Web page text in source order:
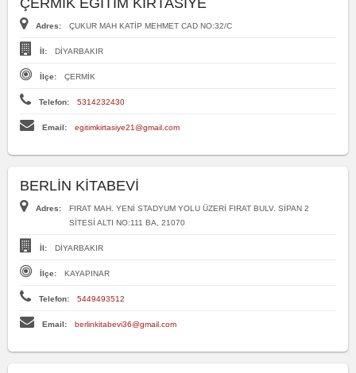
ÇERMİK EĞİTİM KIRTASİYE
Adres: ÇUKUR MAH KATİP MEHMET CAD NO:32/C
İl: DİYARBAKIR
İlçe: ÇERMİK
Telefon: 5314232430
Email: egitimkirtasiye21@gmail.com
BERLİN KİTABEVİ
Adres:
FIRAT MAH. YENİ STADYUM YOLU ÜZERİ FIRAT BULV. SİPAN 2
SİTESİ ALTI NO:111 BA, 21070
İl: DİYARBAKIR
İlçe: KAYAPINAR
Telefon: 5449493512
Email: berlinkitabevi36@gmail.com